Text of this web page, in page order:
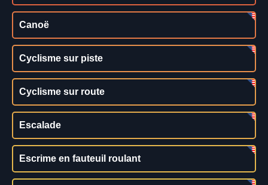
Canoë
Cyclisme sur piste
Cyclisme sur route
Escalade
Escrime en fauteuil roulant